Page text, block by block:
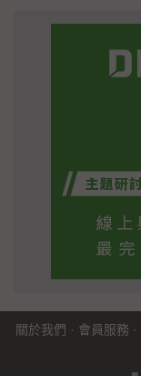
關於我們 · 會員服務 ·